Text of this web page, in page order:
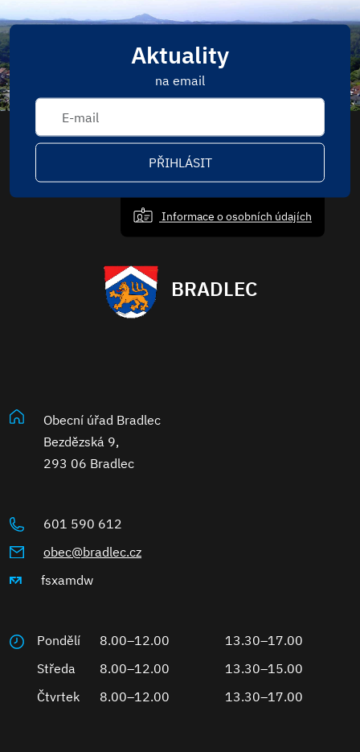
Aktuality
na email
PŘIHLÁSIT
Informace o osobních údajích
BRADLEC
Obecní úřad Bradlec
Bezdězská 9,
293 06 Bradlec
601 590 612
obec@bradlec.cz
fsxamdw
Pondělí 8.00–12.00
13.30–17.00
Středa
8.00–12.00
13.30–15.00
Čtvrtek
8.00–12.00 13.30–17.00